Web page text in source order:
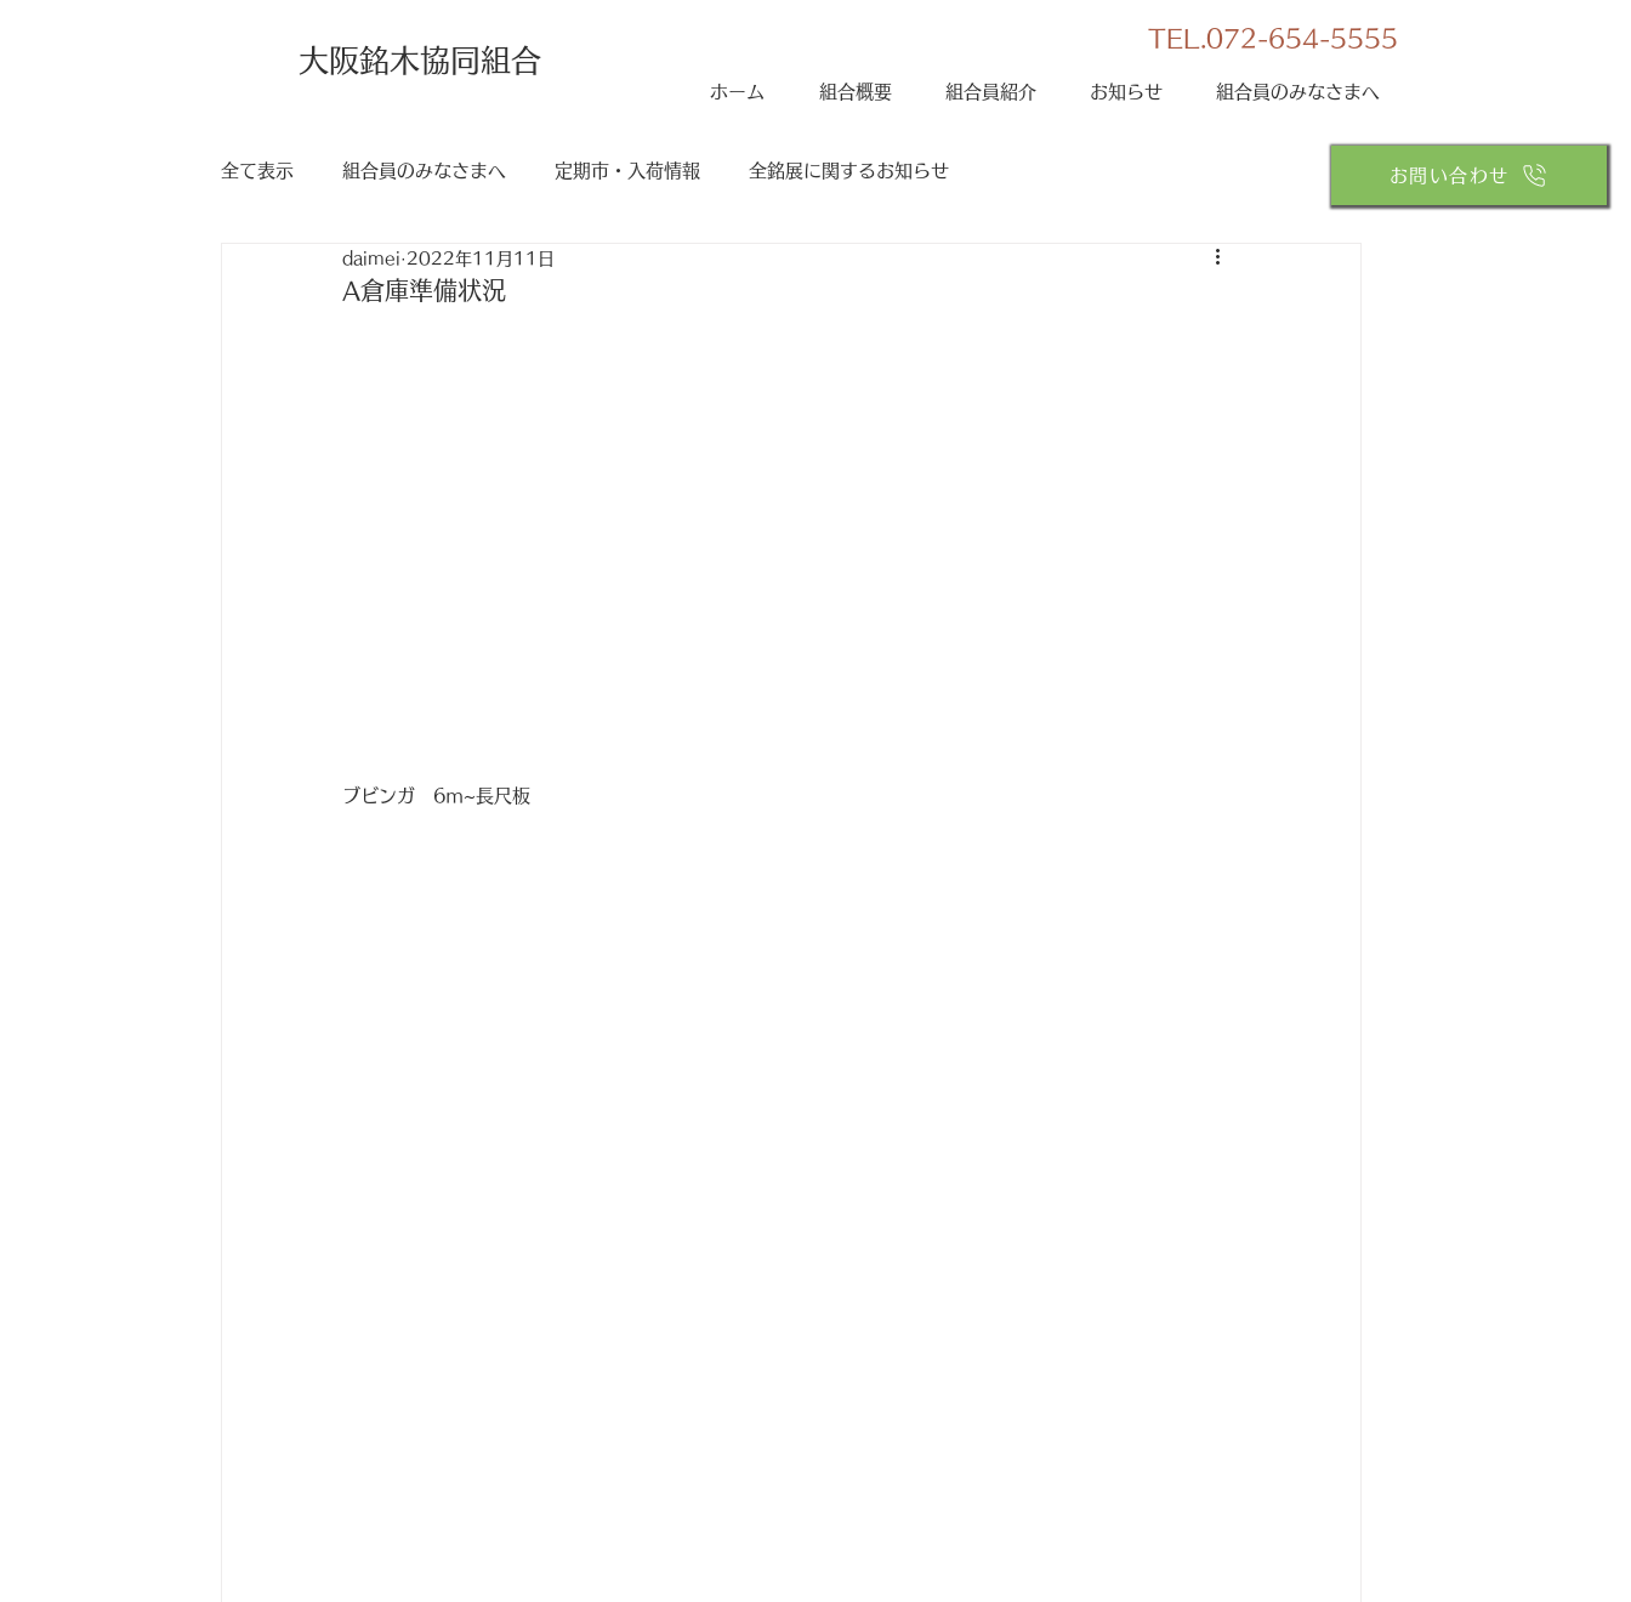
お問い合わせ
大阪銘木協同組合
TEL.072-654-5555
ホーム 組合概要 組合員紹介 お知らせ 組合員のみなさまへ
全て表示 組合員のみなさまへ 定期市・入荷情報 全銘展に関するお知らせ
A倉庫準備状況
daimei 2022年11月11日
ブビンガ　6ｍ~長尺板